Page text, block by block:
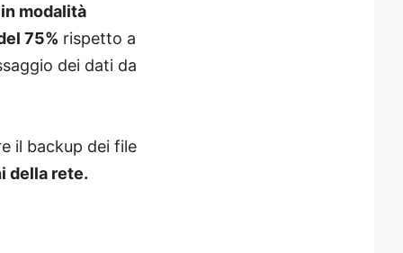
modalità
75% rispetto a
dei dati da
il backup dei file
della rete.